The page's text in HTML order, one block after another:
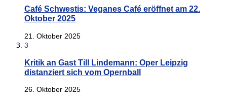
Café Schwestis: Veganes Café eröffnet am 22.
Oktober 2025
21. Oktober 2025
3
Kritik an Gast Till Lindemann: Oper Leipzig
distanziert sich vom Opernball
26. Oktober 2025